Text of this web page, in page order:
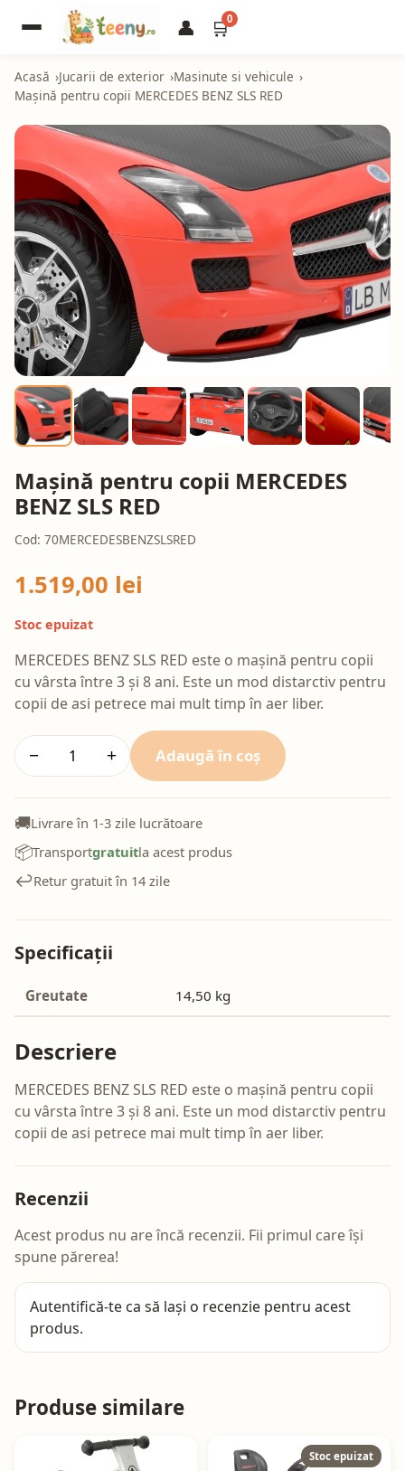
👤 🛒0
Acasă Jucarii de exterior Masinute si vehicule
Mașină pentru copii MERCEDES BENZ SLS RED
Mașină pentru copii MERCEDES
BENZ SLS RED
Cod: 70MERCEDESBENZSLSRED
1.519,00 lei
Stoc epuizat
MERCEDES BENZ SLS RED este o mașină pentru copii
cu vârsta între 3 și 8 ani. Este un mod distarctiv pentru
copii de asi petrece mai mult timp în aer liber.
− + Adaugă în coș
🚚Livrare în 1-3 zile lucrătoare
📦Transportgratuitla acest produs
↩️Retur gratuit în 14 zile
Specificații
Greutate 14,50 kg
Descriere
MERCEDES BENZ SLS RED este o mașină pentru copii
cu vârsta între 3 și 8 ani. Este un mod distarctiv pentru
copii de asi petrece mai mult timp în aer liber.
Recenzii
Acest produs nu are încă recenzii. Fii primul care își
spune părerea!
Autentifică-te ca să lași o recenzie pentru acest
produs.
Produse similare
Stoc epuizat